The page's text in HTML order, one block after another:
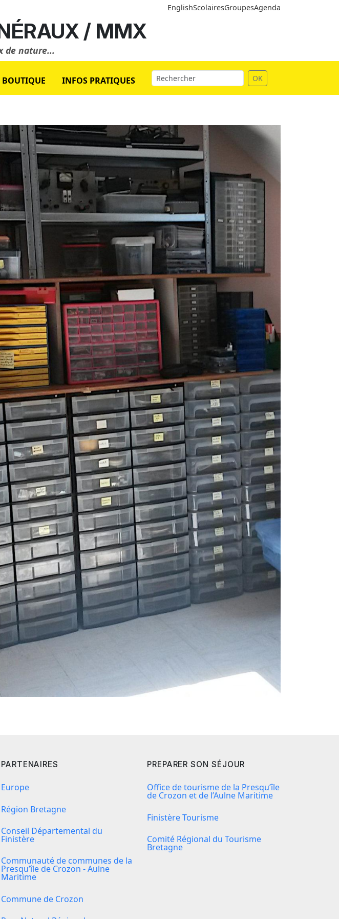
EnglishScolairesGroupesAgenda
/ MMX
de nature...
BOUTIQUE INFOS PRATIQUES OK
PARTENAIRES
Europe
Région Bretagne
Conseil Départemental du
Finistère
Communauté de communes de la
Presqu’île de Crozon - Aulne
Maritime
Commune de Crozon
PREPARER SON SÉJOUR
Office de tourisme de la Presqu’île
de Crozon et de l’Aulne Maritime
Finistère Tourisme
Comité Régional du Tourisme
Bretagne